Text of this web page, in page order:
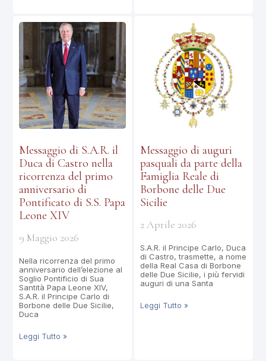
Messaggio di S.A.R. il
Duca di Castro nella
ricorrenza del primo
anniversario di
Pontificato di S.S. Papa
Leone XIV
9 Maggio 2026
Nella ricorrenza del primo
anniversario dell’elezione al
Soglio Pontificio di Sua
Santità Papa Leone XIV,
S.A.R. il Principe Carlo di
Borbone delle Due Sicilie,
Duca
Leggi Tutto »
Messaggio di auguri
pasquali da parte della
Famiglia Reale di
Borbone delle Due
Sicilie
2 Aprile 2026
S.A.R. il Principe Carlo, Duca
di Castro, trasmette, a nome
della Real Casa di Borbone
delle Due Sicilie, i più fervidi
auguri di una Santa
Leggi Tutto »